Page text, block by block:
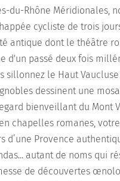
du-Rhône Méridionales,
cycliste de trois
antique dont le théâtre
d'un passé deux fois
sillonnez le Haut
dessinent une
bienveillant du Mont
chapelles romanes,
d’une Provence
autant de noms qui
de découvertes